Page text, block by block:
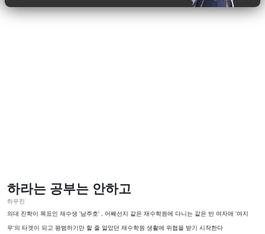
하라는 공부는 안하고
하우진
의대 진학이 목표인 재수생 '남주호' , 어째선지 같은 재수학원에 다니는 같은 반 여자애 '여지
우'의 타겟이 되고 평범하기만 할 줄 알았던 재수학원 생활에 위협을 받기 시작한다